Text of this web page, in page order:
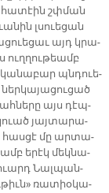
հա­տէին շփման
լսուե­ցան
այդ կրա­
ուղ­ղու­թեամբ
պնդուե­
այս դէպ­
յայ­տա­րա­
հաս­ցէ մը ար­տա­
ե­րէկ մեկ­նա­
Նալ­պան­
ռա­տիօ­կա­